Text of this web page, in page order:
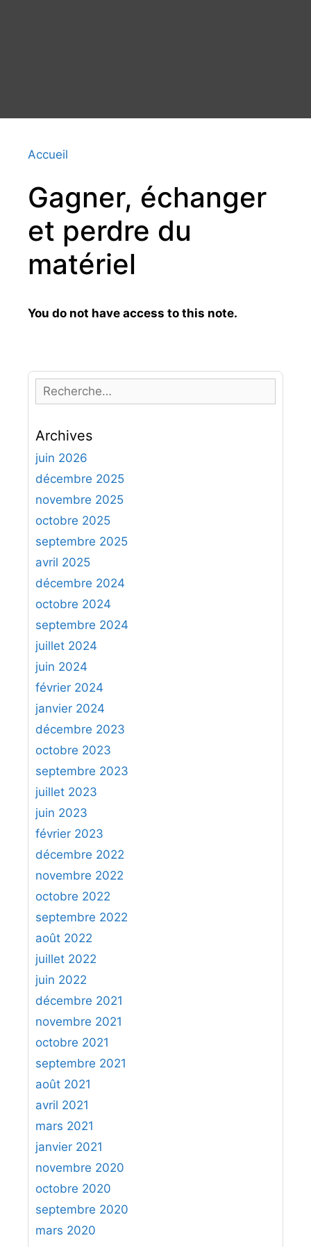
Accueil
Gagner, échanger
et perdre du
matériel
You do not have access to this note.
e
h
e
r
h
e
r
:
Archives
juin 2026
décembre 2025
novembre 2025
octobre 2025
septembre 2025
avril 2025
décembre 2024
octobre 2024
septembre 2024
juillet 2024
juin 2024
février 2024
janvier 2024
décembre 2023
octobre 2023
septembre 2023
juillet 2023
juin 2023
février 2023
décembre 2022
novembre 2022
octobre 2022
septembre 2022
août 2022
juillet 2022
juin 2022
décembre 2021
novembre 2021
octobre 2021
septembre 2021
août 2021
avril 2021
mars 2021
janvier 2021
novembre 2020
octobre 2020
septembre 2020
mars 2020